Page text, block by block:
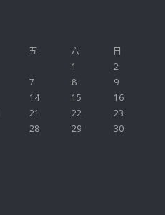
五 六
日
1
2
7 8
9
14 15
16
21 22
23
28 29
30